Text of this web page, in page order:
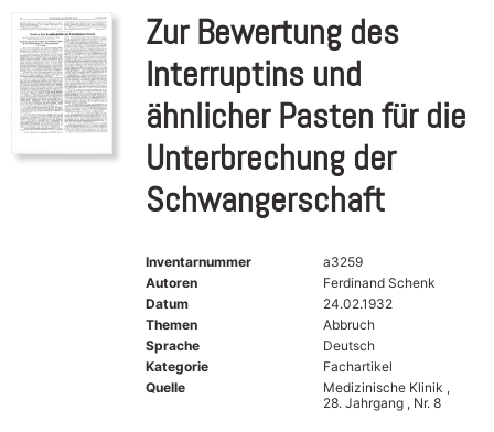
Zur Bewertung des
Interruptins und
ähnlicher Pasten für die
Unterbrechung der
Schwangerschaft
Inventarnummer
a3259
Autoren
Ferdinand Schenk
Datum
24.02.1932
Themen
Abbruch
Sprache
Deutsch
Kategorie
Fachartikel
Quelle
Medizinische Klinik ,
28. Jahrgang , Nr. 8